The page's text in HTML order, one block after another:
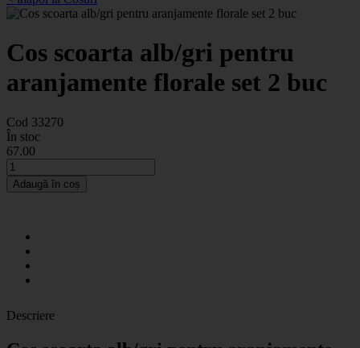
Cos scoarta alb/gri pentru
aranjamente florale set 2 buc
Cod 33270
În stoc
67.00
Adaugă în coș
Descriere